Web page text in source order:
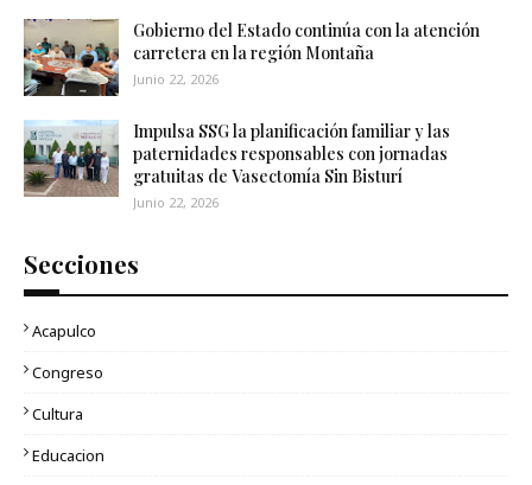
Gobierno del Estado continúa con la atención
carretera en la región Montaña
Junio 22, 2026
Impulsa SSG la planificación familiar y las
paternidades responsables con jornadas
gratuitas de Vasectomía Sin Bisturí
Junio 22, 2026
Secciones
Acapulco
Congreso
Cultura
Educacion